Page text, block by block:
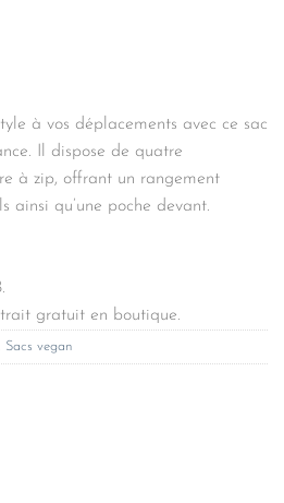
à vos déplacements avec ce sac
Il dispose de quatre
à zip, offrant un rangement
ainsi qu’une poche devant.
gratuit en boutique.
Sacs vegan